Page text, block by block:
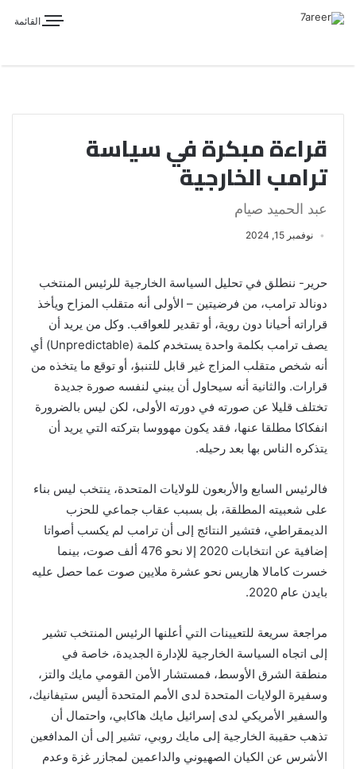
القائمة
قراءة مبكرة في سياسة
ترامب الخارجية
عبد الحميد صيام
نوفمبر 15, 2024
حرير- ننطلق في تحليل السياسة الخارجية للرئيس المنتخب
دونالد ترامب، من فرضيتين – الأولى أنه متقلب المزاح ويأخذ
قراراته أحيانا دون روية، أو تقدير للعواقب. وكل من يريد أن
يصف ترامب بكلمة واحدة يستخدم كلمة (Unpredictable) أي
أنه شخص متقلب المزاج غير قابل للتنبؤ، أو توقع ما يتخذه من
قرارات. والثانية أنه سيحاول أن يبني لنفسه صورة جديدة
تختلف قليلا عن صورته في دورته الأولى، لكن ليس بالضرورة
انفكاكا مطلقا عنها، فقد يكون مهووسا بتركته التي يريد أن
يتذكره الناس بها بعد رحيله.
فالرئيس السابع والأربعون للولايات المتحدة، ينتخب ليس بناء
على شعبيته المطلقة، بل بسبب عقاب جماعي للحزب
الديمقراطي، فتشير النتائج إلى أن ترامب لم يكسب أصواتا
إضافية عن انتخابات 2020 إلا نحو 476 ألف صوت، بينما
خسرت كامالا هاريس نحو عشرة ملايين صوت عما حصل عليه
بايدن عام 2020.
مراجعة سريعة للتعيينات التي أعلنها الرئيس المنتخب تشير
إلى اتجاه السياسة الخارجية للإدارة الجديدة، خاصة في
منطقة الشرق الأوسط، فمستشار الأمن القومي مايك والتز،
وسفيرة الولايات المتحدة لدى الأمم المتحدة أليس ستيفانيك،
والسفير الأمريكي لدى إسرائيل مايك هاكابي، واحتمال أن
تذهب حقيبة الخارجية إلى مايك روبي، تشير إلى أن المدافعين
الأشرس عن الكيان الصهيوني والداعمين لمجازر غزة وعدم